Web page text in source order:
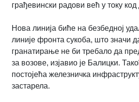
грађевински радови већ у току
Нова линија биће на безбедној
линије фронта сукоба, што значи
гранатирање не би требало да
за возове, изјавио је Балицки.
постојећа железничка
застарела.